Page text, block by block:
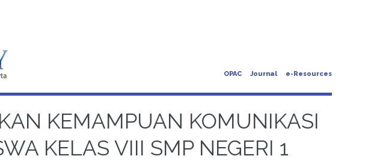
OPAC Journal e-Resources
KEMAMPUAN KOMUNIKASI
KELAS VIII SMP NEGERI 1